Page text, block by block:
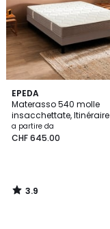
EPEDA
Materasso 540 molle
insacchettate, Itinéraire
a partire da
CHF 645.00
3.9
/ 5
3.9
/